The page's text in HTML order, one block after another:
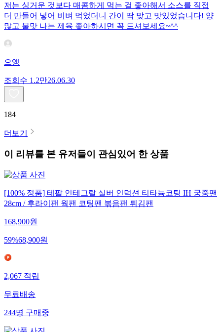
저는 싱거운 것보다 매콤하게 먹는 걸 좋아해서 소스를 직접
더 만들어 넣어 비벼 먹었더니 간이 딱 맞고 맛있었습니다! 양
많고 불맛 나는 제육 좋아하시면 꼭 드셔보세요~^^
으앵
조회수 1.2만26.06.30
184
더보기
이 리뷰를 본 유저들이 관심있어 한 상품
[100% 정품] 테팔 인테그랄 실버 인덕션 티타늄코팅 IH 궁중팬
28cm / 후라이팬 웍팬 코팅팬 볶음팬 튀김팬
168,900원
59%68,900원
2,067 적립
무료배송
244명 구매중